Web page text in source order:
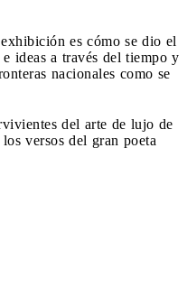
es cómo se dio el
ideas a través del tiempo y
nacionales como se
del arte de lujo de
versos del gran poeta